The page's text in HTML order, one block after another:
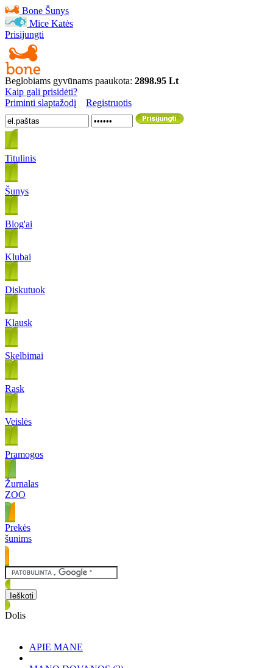
Bone Šunys
Mice Katės
Prisijungti
Beglobiams gyvūnams paaukota: 2898.95 Lt
Kaip gali prisidėti?
Priminti slaptažodį
Registruotis
Titulinis
Šunys
Blog'ai
Klubai
Diskutuok
Klausk
Skelbimai
Rask
Veislės
Pramogos
Žurnalas
ZOO
Prekės
šunims
Dolis
APIE MANE